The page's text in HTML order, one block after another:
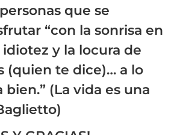
que se
“con la sonrisa en
y la locura de
(quien te dice)… a lo
(La vida es una